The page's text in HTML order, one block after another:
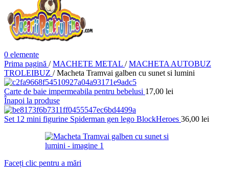
0 elemente
Prima pagină / MACHETE METAL / MACHETA AUTOBUZ
TROLEIBUZ / Macheta Tramvai galben cu sunet si lumini
Carte de baie impermeabila pentru bebelusi 17,00 lei
Înapoi la produse
Set 12 mini figurine Spiderman gen lego BlockHeroes 36,00 lei
Faceți clic pentru a mări